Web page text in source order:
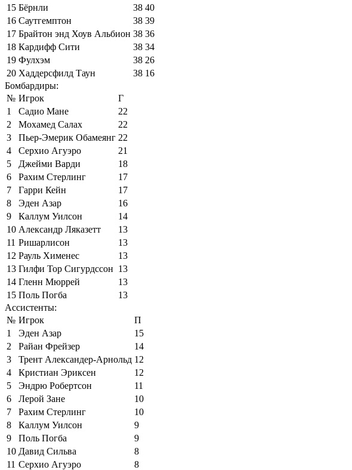
15 Бёрнли 38 40
16 Саутгемптон 38 39
17 Брайтон энд Хоув Альбион 38 36
18 Кардифф Сити 38 34
19 Фулхэм 38 26
20 Хаддерсфилд Таун 38 16
Бомбардиры:
№ Игрок
Г
1
Садио Мане
22
2
Мохамед Салах
22
3
Пьер-Эмерик Обамеянг 22
4
Серхио Агуэро
21
5
Джейми Варди
18
6
Рахим Стерлинг
17
7
Гарри Кейн
17
8
Эден Азар
16
9
Каллум Уилсон
14
10 Александр Ляказетт
13
11 Ришарлисон
13
12 Рауль Хименес
13
13 Гилфи Тор Сигурдссон 13
14 Гленн Мюррей
13
15 Поль Погба
13
Ассистенты:
№ Игрок
П
1
Эден Азар
15
2
Райан Фрейзер
14
3
Трент Александер-Арнольд 12
4
Кристиан Эриксен
12
5
Эндрю Робертсон
11
6
Лерой Зане
10
7
Рахим Стерлинг
10
8
Каллум Уилсон
9
9
Поль Погба
9
10 Давид Сильва
8
11 Серхио Агуэро
8